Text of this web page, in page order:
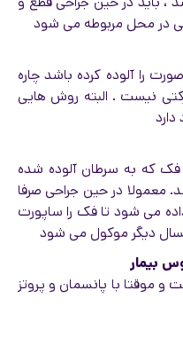
در محل مربوطه می شود
را آلوده کرده باشد چاره
نیست . البته روش هایی
که به سرطان آلوده شده
معمولا در حین جراحی صرفا
می شود تا فک را ساپورت
دیگر موکول می شود
بیمار
موقتا با پانسمان و پروتز